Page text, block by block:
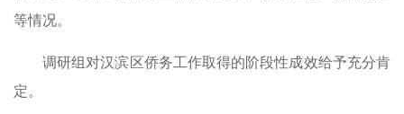
等情况。
调研组对汉滨区侨务工作取得的阶段性成效给予充分肯
定。